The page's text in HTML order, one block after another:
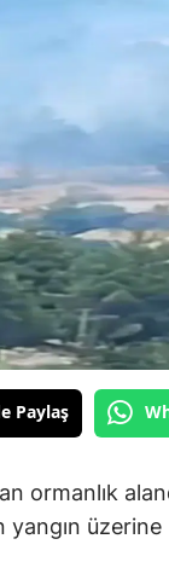
Paylaş
ormanlık
yangın üzerine